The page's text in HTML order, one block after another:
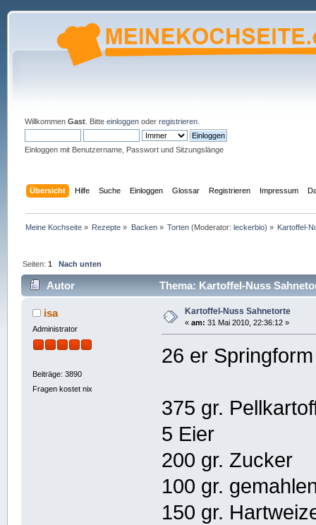
Willkommen Gast. Bitte einloggenoder registrieren.
Einloggen mit Benutzername, Passwort und Sitzungslänge
Übersicht Hilfe Suche Einloggen Glossar Registrieren Impressum
Meine Kochseite » Rezepte » Backen» Torten (Moderator:leckerbio) » Kartoffel-
Seiten:1 Nach unten
Autor Thema: Kartoffel-Nuss
isa
Administrator
Beiträge: 3890
Fragen kostet nix
Kartoffel-Nuss Sahnetorte
« am: 31 Mai 2010, 22:36:12 »
26 er Springform
375 gr.
5 Eier
200 gr. Zucker
100 gr.
150 gr.